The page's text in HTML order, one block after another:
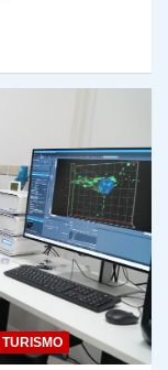
TURISMO